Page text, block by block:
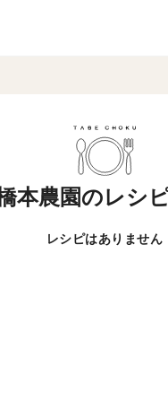
本農園のレシ
レシピはありません